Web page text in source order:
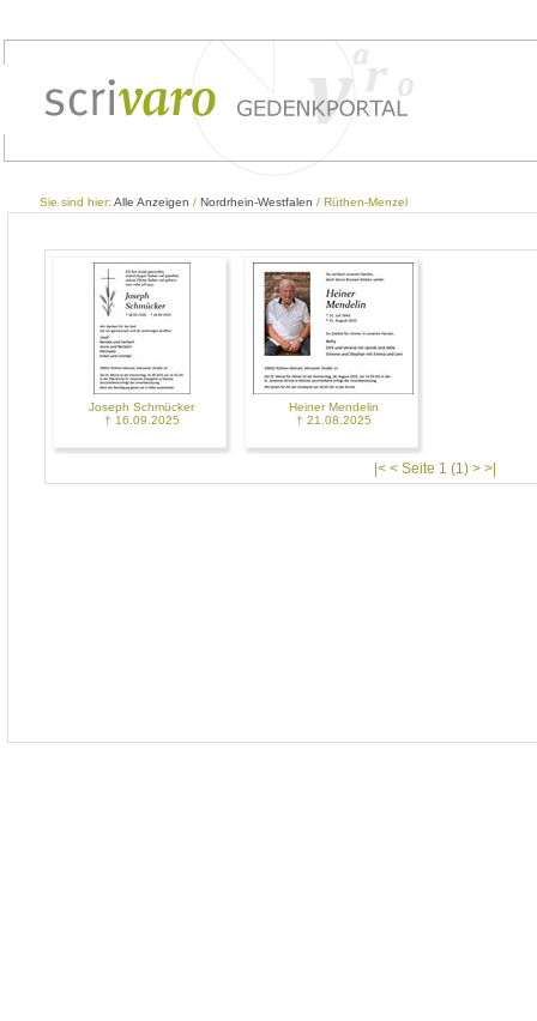
Sie sind hier: Alle Anzeigen / Nordrhein-Westfalen / Rüthen-Menzel
Joseph Schmücker
† 16.09.2025
Heiner Mendelin
† 21.08.2025
|< < Seite 1 (1) > >|